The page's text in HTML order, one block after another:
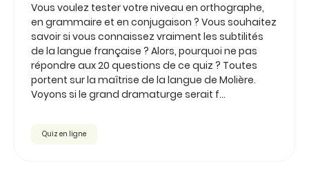
Vous voulez tester votre niveau en orthographe,
en grammaire et en conjugaison ? Vous souhaitez
savoir si vous connaissez vraiment les subtilités
de la langue française ? Alors, pourquoi ne pas
répondre aux 20 questions de ce quiz ? Toutes
portent sur la maîtrise de la langue de Molière.
Voyons si le grand dramaturge serait f...
Quiz en ligne